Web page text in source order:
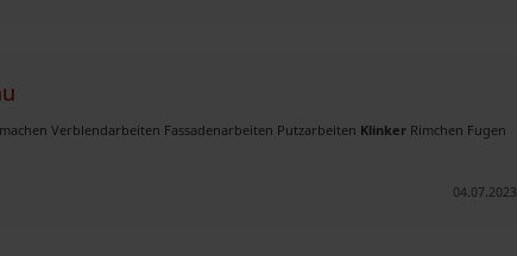
Verblendarbeiten Fassadenarbeiten Putzarbeiten Klinker Rimchen Fugen
04.07.2023